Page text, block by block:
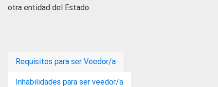
otra entidad del Estado.
Requisitos para ser Veedor/a
Inhabilidades para ser veedor/a